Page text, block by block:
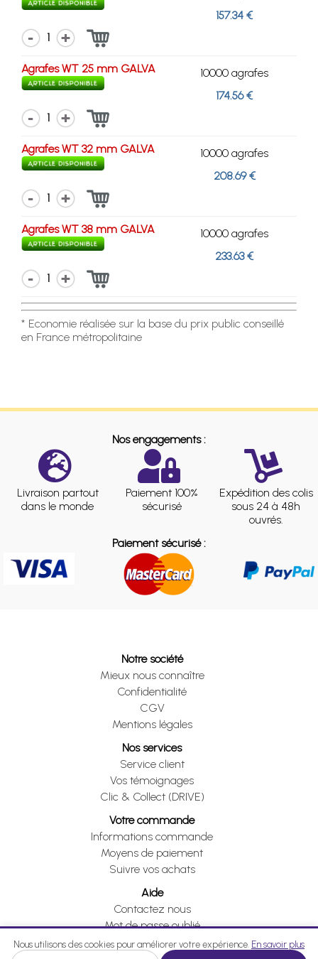
157.34 €
1
Agrafes WT 25 mm GALVA
10000 agrafes
174.56 €
1
Agrafes WT 32 mm GALVA
10000 agrafes
208.69 €
1
Agrafes WT 38 mm GALVA
10000 agrafes
233.63 €
1
* Economie réalisée sur la base du prix public conseillé
en France métropolitaine
Nos engagements :
Livraison partout
dans le monde
Paiement 100%
sécurisé
Expédition des colis
sous 24 à 48h
ouvrés.
Paiement sécurisé :
Notre société
Mieux nous connaître
Confidentialité
CGV
Mentions légales
Nos services
Service client
Vos témoignages
Clic & Collect (DRIVE)
Votre commande
Informations commande
Moyens de paiement
Suivre vos achats
Aide
Contactez nous
Mot de passe oublié
Je me rétracte
Nous utilisons des cookies pour améliorer votre expérience. En savoir plus